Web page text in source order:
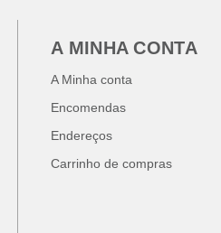
A MINHA CONTA
A Minha conta
Encomendas
Endereços
Carrinho de compras